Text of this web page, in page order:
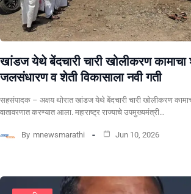
खांडज येथे बेंदचारी चारी खोलीकरण कामाचा
जलसंधारण व शेती विकासाला नवी गती
सहसंपादक – अक्षय थोरात खांडज येथे बेंदचारी चारी खोलीकरण
वातावरणात करण्यात आला. महाराष्ट्र राज्याचे उपमुख्यमंत्री…
By mnewsmarathi Jun 10, 2026